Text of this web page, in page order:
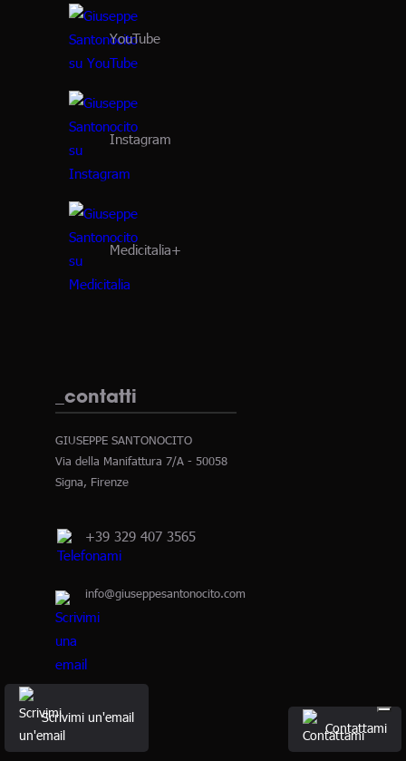
Scrivimi un'email
Contattami
YouTube
Instagram
Medicitalia+
_contatti
GIUSEPPE SANTONOCITO
Via della Manifattura 7/A - 50058
Signa, Firenze
+39 329 407 3565
info@giuseppesantonocito.com